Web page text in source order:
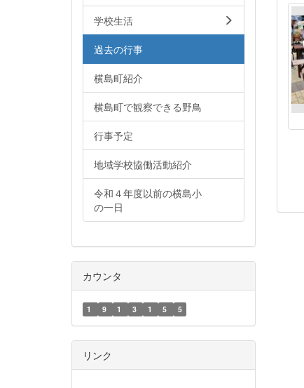
学校生活
過去の行事
横島町紹介
横島町で観察できる野鳥
行事予定
地域学校協働活動紹介
令和４年度以前の横島小
の一日
カウンタ
1 9 1 3 1 5 5
リンク